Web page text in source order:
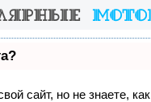
сайт, но не знаете,